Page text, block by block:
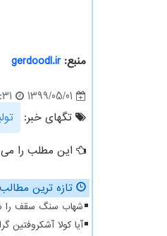
منبع:gerdoodl.ir
1399/05/01
تگهای خبر:
این مطلب را
تازه ترین
شهاب سنگ سقف را
آیا کولا آشکروفتین